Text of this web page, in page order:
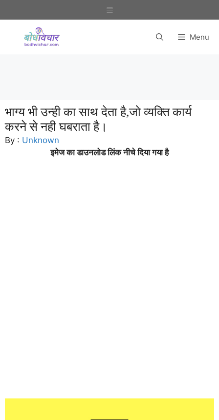
to
Menu
Menu
भाग्य भी उन्ही का साथ देता है,जो व्यक्ति कार्य
करने से नही घबराता है।
By : Unknown
इमेज का डाउनलोड लिंक नीचे दिया गया है